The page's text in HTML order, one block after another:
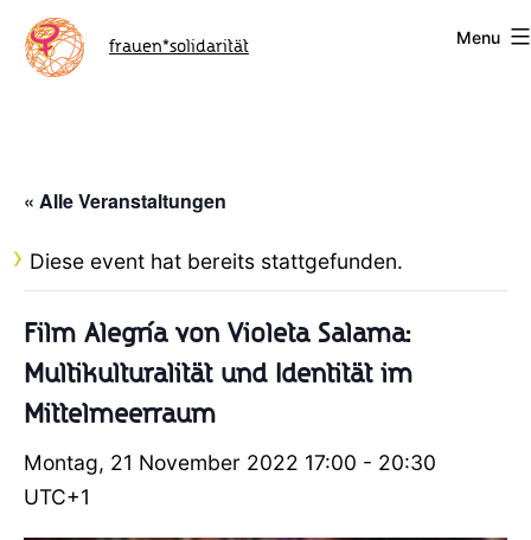
Skip
content
frauen*solidarität
Menu
« Alle Veranstaltungen
Diese event hat bereits stattgefunden.
Film Alegría von Violeta Salama:
Multikulturalität und Identität im
Mittelmeerraum
Montag, 21 November 2022 17:00 - 20:30
UTC+1